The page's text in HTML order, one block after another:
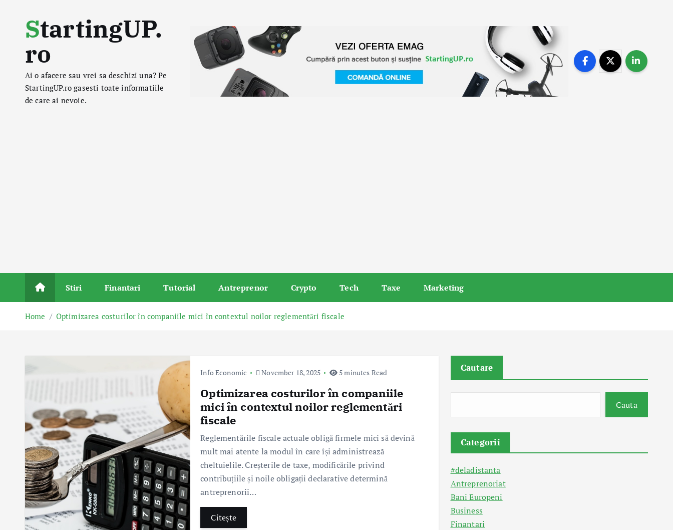
StartingUP.
ro
Ai o afacere sau vrei sa deschizi una? Pe
StartingUP.ro gasesti toate informatiile
de care ai nevoie.
Stiri Finantari Tutorial Antreprenor Crypto Tech Taxe Marketing
Home Optimizarea costurilor în companiile mici în contextul noilor reglementări fiscale
Info Economic November 18, 2025 5 minutes Read
Optimizarea costurilor în companiile
mici în contextul noilor reglementări
fiscale
Reglementările fiscale actuale obligă firmele mici să devină
mult mai atente la modul în care își administrează
cheltuielile. Creșterile de taxe, modificările privind
contribuțiile și noile obligații declarative determină
antreprenorii…
Citește
Cautare
Cauta
Categorii
#deladistanta
Antreprenoriat
Bani Europeni
Business
Finantari